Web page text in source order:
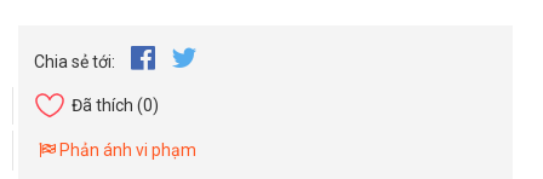
Chia sẻ tới:
Đã thích (0)
Phản ánh vi phạm